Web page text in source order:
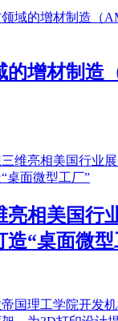
的增材制造
亮相美国行
造“桌面微型